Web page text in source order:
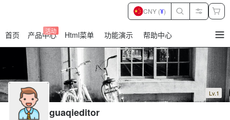
首页 产品中心
活动 Html菜单 功能演示 帮助中心
CNY (¥)
Lv.1
guaqieditor